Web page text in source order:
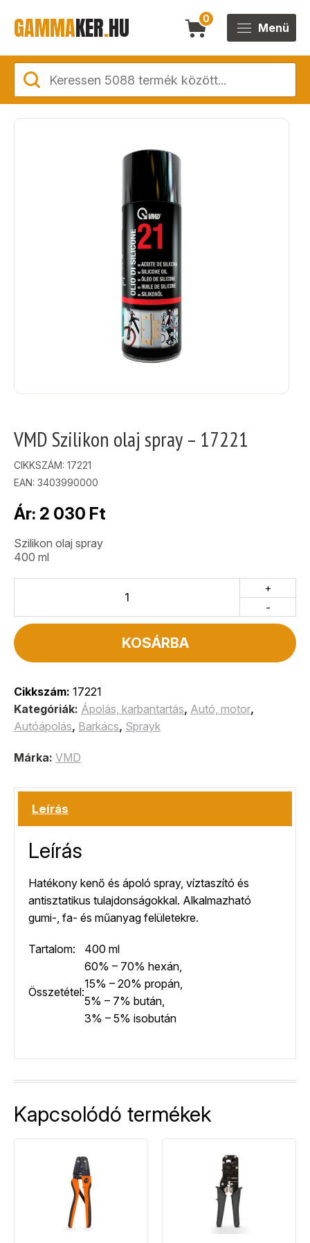
GAMMAKER.HU 0
Menü
VMD Szilikon olaj spray – 17221
CIKKSZÁM: 17221
EAN: 3403990000
Ár: 2 030 Ft
Szilikon olaj spray
400 ml
-
+
KOSÁRBA
Cikkszám: 17221
Kategóriák: Ápolás, karbantartás, Autó, motor,
Autóápolás, Barkács, Sprayk
Márka: VMD
Leírás
Leírás
Hatékony kenő és ápoló spray, víztaszító és
antisztatikus tulajdonságokkal. Alkalmazható
gumi-, fa- és műanyag felületekre.
Tartalom: 400 ml
Összetétel:
60% – 70% hexán,
15% – 20% propán,
5% – 7% bután,
3% – 5% isobután
Kapcsolódó termékek